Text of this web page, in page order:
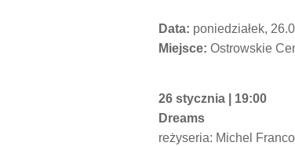
Data: poniedziałek,
Miejsce: Ostrowskie
26 stycznia | 19:00
Dreams
reżyseria: Michel Franco